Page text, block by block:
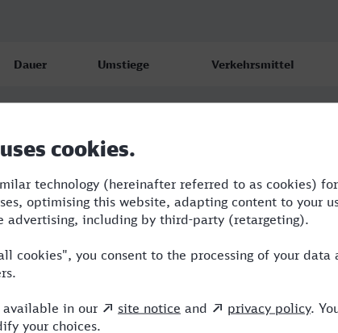
Dauer Umstiege Verkehrsmittel
3:35 1 RE,ICE
3:35 1 RE,ICE